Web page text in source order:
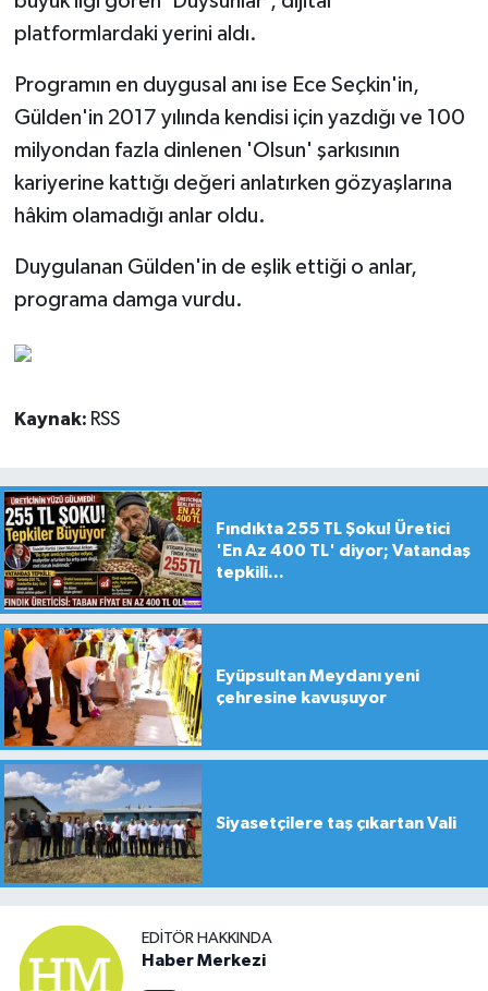
platformlardaki yerini aldı.
Programın en duygusal anı ise Ece Seçkin'in,
Gülden'in 2017 yılında kendisi için yazdığı ve 100
milyondan fazla dinlenen 'Olsun' şarkısının
kariyerine kattığı değeri anlatırken gözyaşlarına
hâkim olamadığı anlar oldu.
Duygulanan Gülden'in de eşlik ettiği o anlar,
programa damga vurdu.
Kaynak: RSS
Fındıkta 255 TL Şoku! Üretici
'En Az 400 TL' diyor; Vatandaş
tepkili...
Eyüpsultan Meydanı yeni
çehresine kavuşuyor
Siyasetçilere taş çıkartan Vali
EDITÖR HAKKINDA
Haber Merkezi